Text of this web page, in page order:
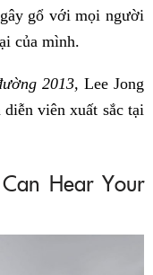
gổ với mọi người
của mình.
2013, Lee Jong
viên xuất sắc tại
Hear Your